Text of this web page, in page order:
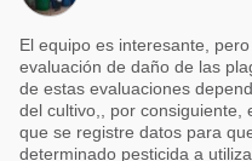
El equipo es interesante,
evaluación de daño de las
de estas evaluaciones
del cultivo,, por consiguiente,
que se registre datos para
determinado pesticida a